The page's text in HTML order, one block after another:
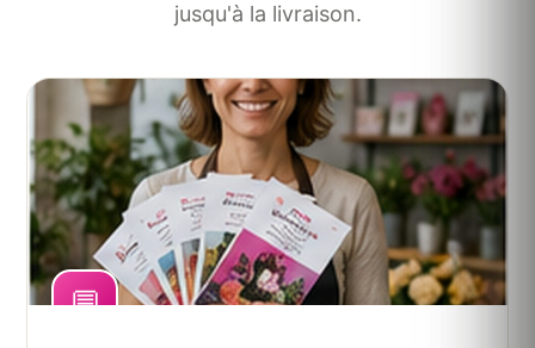
jusqu'à la livraison.
💬